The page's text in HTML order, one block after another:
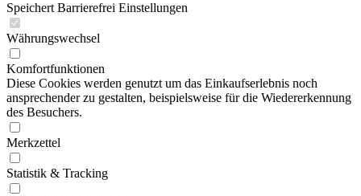
Speichert Barrierefrei Einstellungen
Währungswechsel
Komfortfunktionen
Diese Cookies werden genutzt um das Einkaufserlebnis noch
ansprechender zu gestalten, beispielsweise für die Wiedererkennung
des Besuchers.
Merkzettel
Statistik & Tracking